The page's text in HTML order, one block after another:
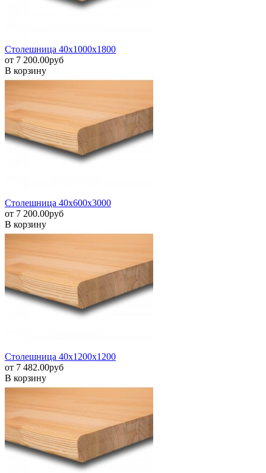
Столешница 40х1000х1800
от 7 200.00pуб
В корзину
Столешница 40х600х3000
от 7 200.00pуб
В корзину
Столешница 40х1200х1200
от 7 482.00pуб
В корзину